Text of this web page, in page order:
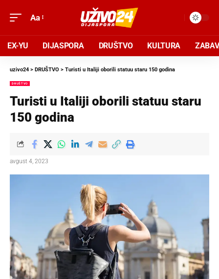
Aa
EX-YU DIJASPORA DRUŠTVO KULTURA
uzivo24 > DRUŠTVO > Turisti u Italiji oborili statuu staru 150 godina
DRUŠTVO
Turisti u Italiji oborili statuu staru
150 godina
avgust 4, 2023